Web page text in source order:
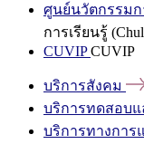
ศูนย์นวัตกรรมก
การเรียนรู้
CUVIPCUVIP
บริการสังคม
บริการทดสอบแ
บริการทางการ